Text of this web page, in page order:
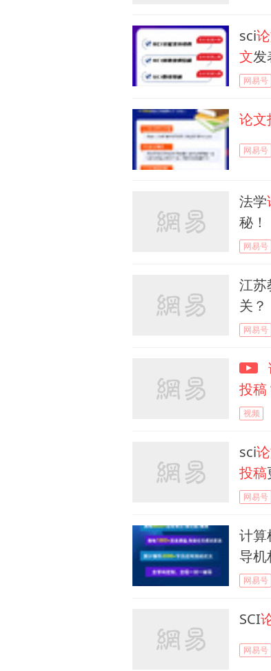
sci
文发
网易号
论文
网易号
法学
秘！
网易号
江苏
关？
网易号
投稿
视频
sci
投稿
网易号
计算
导机
网易号
SCI
网易号